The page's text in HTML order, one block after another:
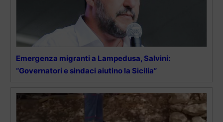
Emergenza migranti a Lampedusa, Salvini:
“Governatori e sindaci aiutino la Sicilia”